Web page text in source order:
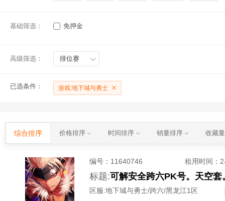
基础筛选： 免押金
高级筛选： 排位赛
已选条件： 游戏:地下城与勇士
综合排序 价格排序 时间排序 销量排序 收藏
编号： 11640746 租用时间 ：
标题:可解安全跨六PK号。天空
区服:地下城与勇士/跨六/黑龙江1区